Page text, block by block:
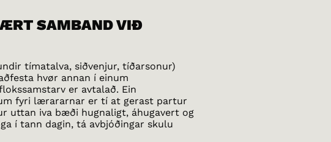
SAMBAND VIÐ
tímatalva, siðvenjur, tíðarsonur)
hvør annan í einum
er avtalað. Ein
fyri lærararnar er tí at gerast partur
uttan iva bæði hugnaligt, áhugavert og
í tann dagin, tá avbjóðingar skulu